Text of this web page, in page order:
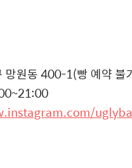
망원동 400-1(빵 예약 불